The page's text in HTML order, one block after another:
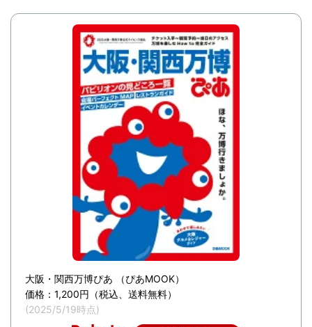
大阪・関西万博ぴあ （ぴあMOOK）
価格：1,200円（税込、送料無料）
(2025/5/19時点)